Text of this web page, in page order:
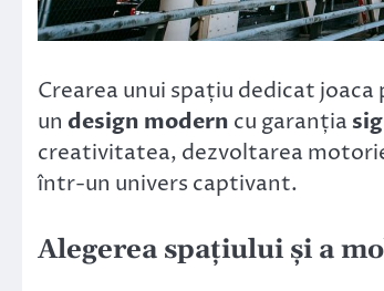
Crearea unui spațiu dedicat
un design modern cu garanția
creativitatea, dezvoltarea
într-un univers captivant.
Alegerea spațiului și a